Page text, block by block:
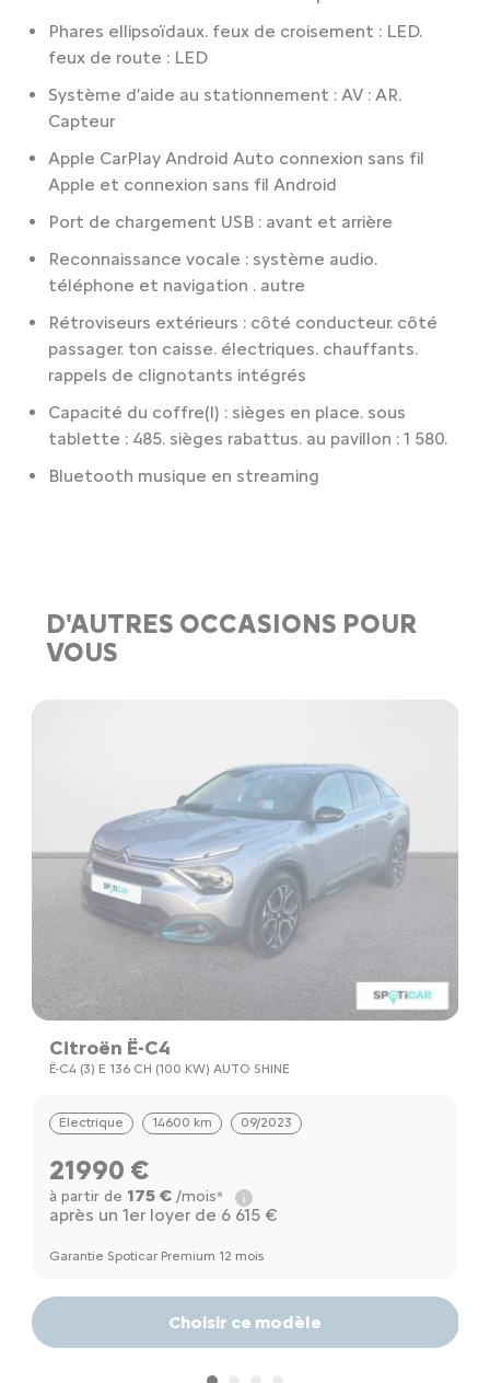
Phares ellipsoïdaux. feux de croisement : LED.
feux de route : LED
Système d'aide au stationnement : AV : AR.
Capteur
Apple CarPlay Android Auto connexion sans fil
Apple et connexion sans fil Android
Port de chargement USB : avant et arrière
Reconnaissance vocale : système audio.
téléphone et navigation . autre
Rétroviseurs extérieurs : côté conducteur. côté
passager. ton caisse. électriques. chauffants.
rappels de clignotants intégrés
Capacité du coffre(l) : sièges en place. sous
tablette : 485. sièges rabattus. au pavillon : 1 580.
Bluetooth musique en streaming
D'AUTRES OCCASIONS POUR
VOUS
Citroën Ë-C4
Ë-C4 (3) E 136 CH (100 KW) AUTO SHINE
Electrique 14600 km 09/2023
21990 €
à partir de 175 €/mois*
après un 1er loyer de 6 615 €
Garantie Spoticar Premium 12 mois
Choisir ce modèle